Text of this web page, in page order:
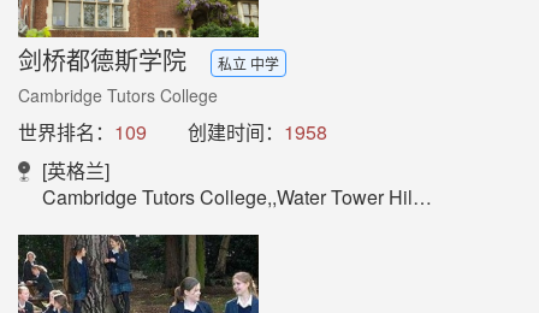
剑桥都德斯学院 私立 中学
Cambridge Tutors College
世界排名： 109 创建时间： 1958
[英格兰]
Cambridge Tutors College,,Water Tower Hill, Croydon, London England, UK, CR0 5SX